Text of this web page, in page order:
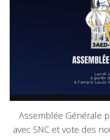
Assemblée Générale
avec SNC et vote des